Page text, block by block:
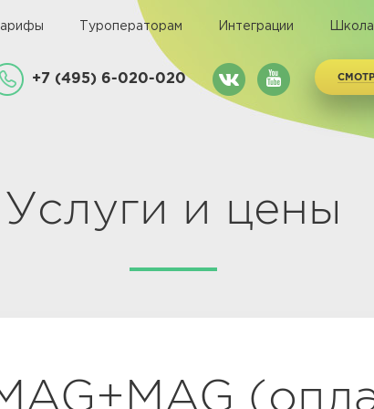
Туроператорам Интеграции
+7 (495) 6-020-020
Услуги и цены